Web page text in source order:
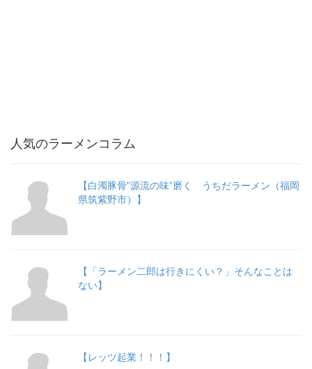
人気のラーメンコラム
【白濁豚骨”源流の味”磨く うちだラーメン（福岡
県筑紫野市）】
【「ラーメン二郎は行きにくい？」そんなことは
ない】
【レッツ起業！！！】